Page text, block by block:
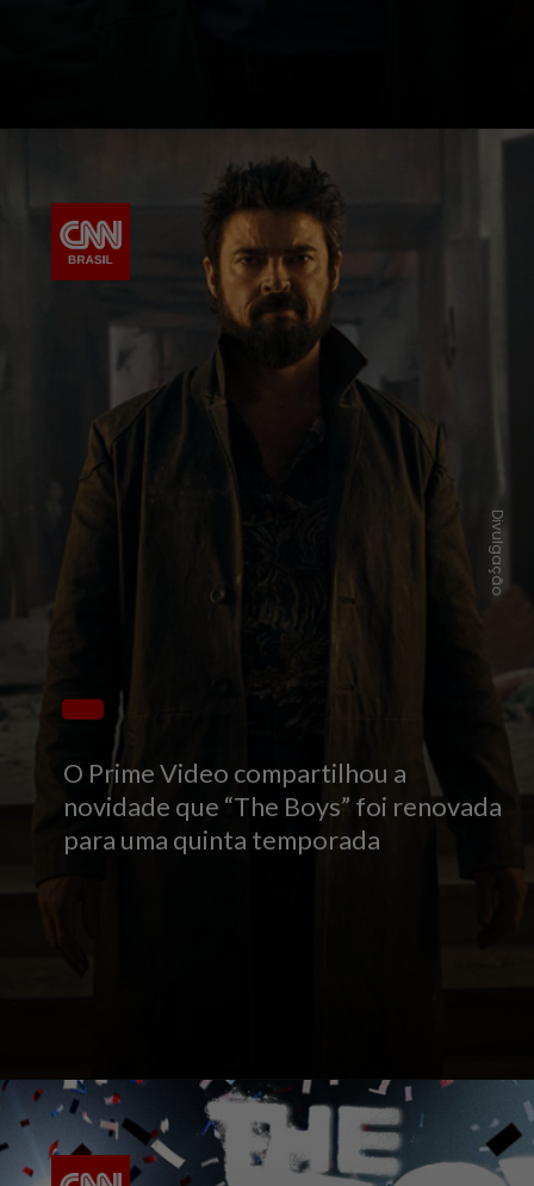
O Prime Video compartilhou a
novidade que “The Boys” foi renovada
para uma quinta temporada
Divulgação